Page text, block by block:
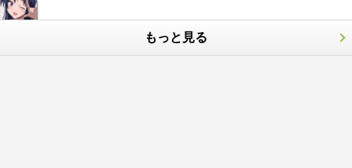
もっと見る